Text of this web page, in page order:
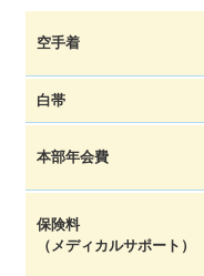
空手着
白帯
本部年会費
保険料
（メディカルサポート）